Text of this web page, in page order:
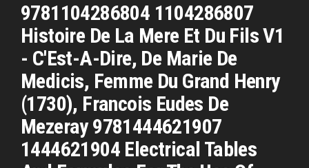
9781104286804 1104286807
Histoire De La Mere Et Du Fils V1
- C'Est-A-Dire, De Marie De
Medicis, Femme Du Grand Henry
(1730), Francois Eudes De
Mezeray 9781444621907
1444621904 Electrical Tables